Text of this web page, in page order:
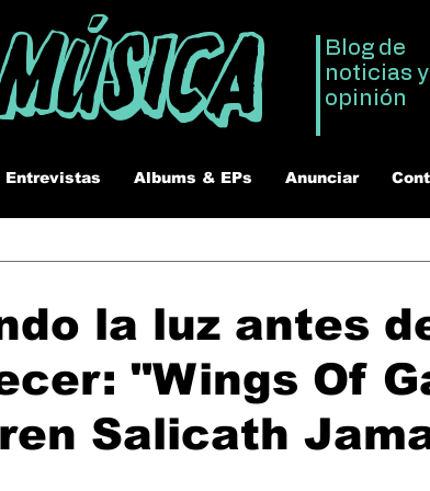
Blog de
noticias y
opinión
Entrevistas Albums & EPs Anunciar
la luz antes
"Wings Of
Salicath